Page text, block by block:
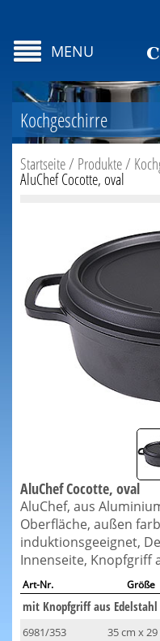
MENU
Kochgeschirre
Startseite/ Produkte/
AluChef Cocotte, oval
AluChef Cocotte, oval
AluChef, aus
Oberfläche, außen
induktionsgeeignet,
Innenseite, Knopfgriff
Art-Nr. Größe
mit Knopfgriff aus Edelstahl
6981/353 35 cm x 29